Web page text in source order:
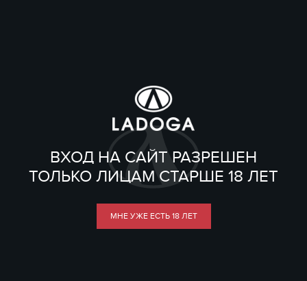
ВХОД НА САЙТ РАЗРЕШЕН
ТОЛЬКО ЛИЦАМ СТАРШЕ 18 ЛЕТ
МНЕ УЖЕ ЕСТЬ 18 ЛЕТ